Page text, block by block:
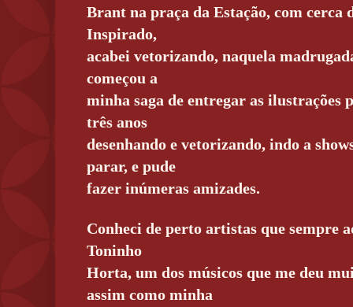
Brant na praça da Estação, com cerca
Inspirado,
acabei vetorizando, naquela
começou a
minha saga de entregar as ilustrações
três anos
desenhando e vetorizando, indo a
parar, e pude
fazer inúmeras amizades.
Conheci de perto artistas que sempre
Toninho
Horta, um dos músicos que me deu
assim como minha